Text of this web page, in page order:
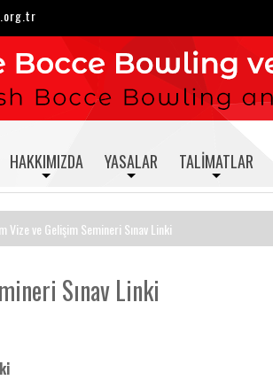
HAKKIMIZDA YASALAR TALIMATLAR
Vize ve Gelişim Semineri Sınav Linki
Sınav Linki